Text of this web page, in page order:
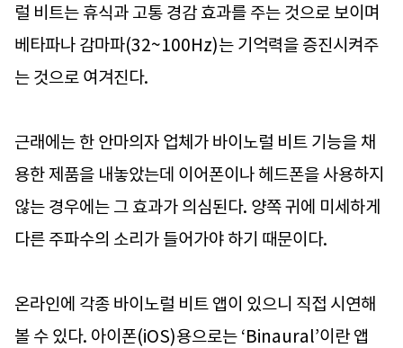
럴 비트는 휴식과 고통 경감 효과를 주는 것으로 보이며
베타파나 감마파(32~100Hz)는 기억력을 증진시켜주
는 것으로 여겨진다.
근래에는 한 안마의자 업체가 바이노럴 비트 기능을 채
용한 제품을 내놓았는데 이어폰이나 헤드폰을 사용하지
않는 경우에는 그 효과가 의심된다. 양쪽 귀에 미세하게
다른 주파수의 소리가 들어가야 하기 때문이다.
온라인에 각종 바이노럴 비트 앱이 있으니 직접 시연해
볼 수 있다. 아이폰(iOS)용으로는 ‘Binaural’이란 앱